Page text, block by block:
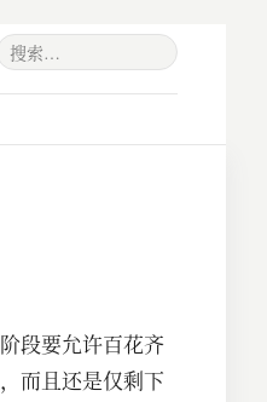
段要允许百花齐
而且还是仅剩下